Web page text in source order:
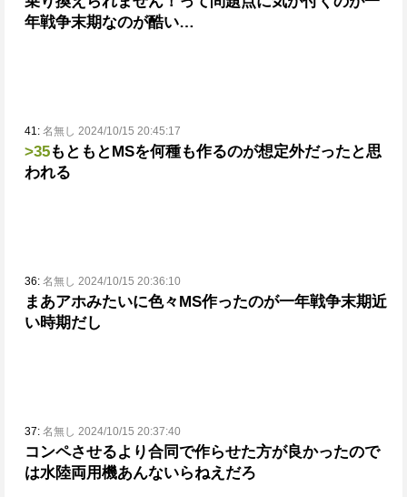
年戦争末期なのが酷い…
41: 名無し 2024/10/15 20:45:17
>35もともとMSを何種も作るのが想定外だったと思
われる
36: 名無し 2024/10/15 20:36:10
まあアホみたいに色々MS作ったのが一年戦争末期近
い時期だし
37: 名無し 2024/10/15 20:37:40
コンペさせるより合同で作らせた方が良かったので
は水陸両用機あんないらねえだろ